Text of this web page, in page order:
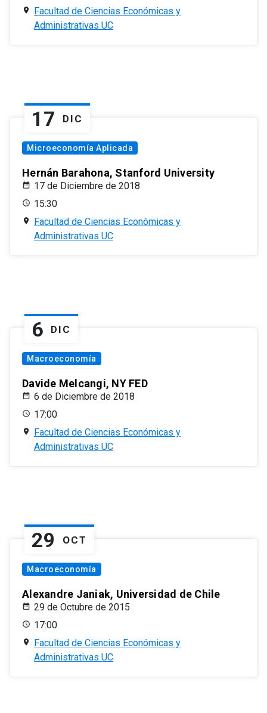
Facultad de Ciencias Económicas y
Administrativas UC
17 DIC
Microeconomía Aplicada
Hernán Barahona, Stanford University
17 de Diciembre de 2018
15:30
Facultad de Ciencias Económicas y
Administrativas UC
6 DIC
Macroeconomía
Davide Melcangi, NY FED
6 de Diciembre de 2018
17:00
Facultad de Ciencias Económicas y
Administrativas UC
29 OCT
Macroeconomía
Alexandre Janiak, Universidad de Chile
29 de Octubre de 2015
17:00
Facultad de Ciencias Económicas y
Administrativas UC